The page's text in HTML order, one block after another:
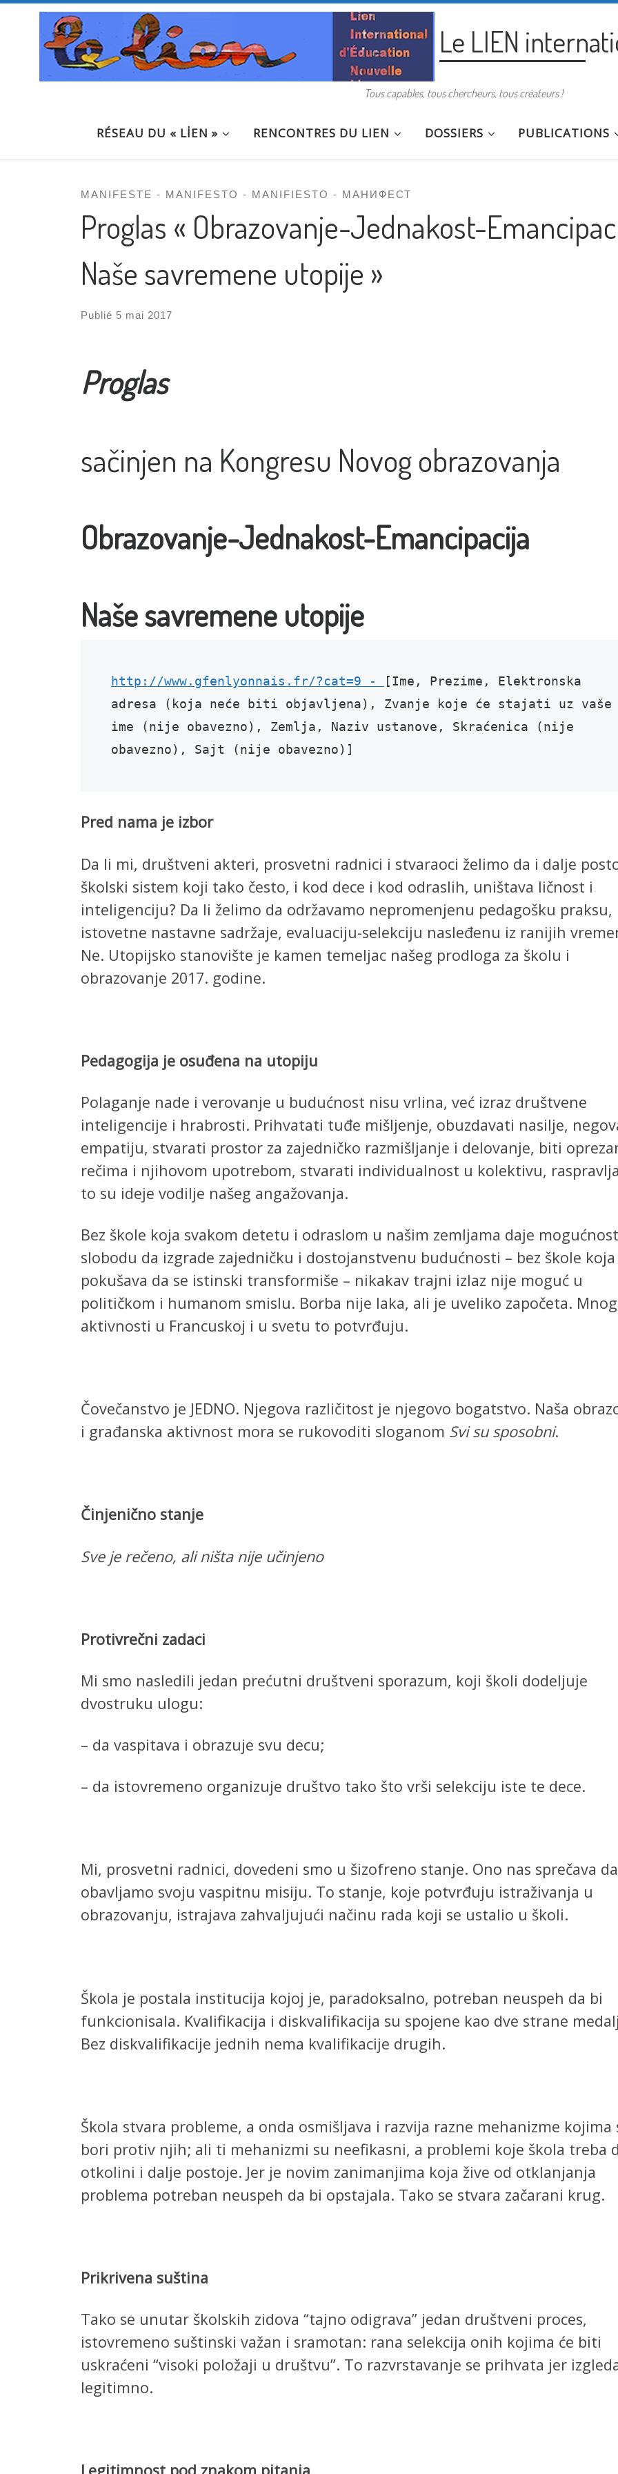
Passer au contenu
Le LIEN
Tous capables, tous chercheurs, tous créateurs !
RÉSEAU DU « LİEN » RENCONTRES DU LIEN DOSSIERS PUBLICATIONS
MANIFESTE - MANIFESTO - MANIFIESTO - МАНИФЕСТ
Proglas « Obrazovanje-Jednakost-
Naše savremene utopije »
Publié 5 mai 2017
Proglas
sačinjen na Kongresu Novog obrazovanja
Obrazovanje-Jednakost-Emancipacija
Naše savremene utopije
http://www.gfenlyonnais.fr/?cat=9 -
[Ime, Prezime, Elektronska
adresa (koja neće biti objavljena), Zvanje koje će stajati uz vaše
ime (nije obavezno), Zemlja, Naziv ustanove, Skraćenica (nije
obavezno), Sajt (nije obavezno)]
Pred nama je izbor
Da li mi, društveni akteri, prosvetni radnici i stvaraoci želimo da i dalje
školski sistem koji tako često, i kod dece i kod odraslih, uništava ličnost i
inteligenciju? Da li želimo da održavamo nepromenjenu pedagošku praksu,
istovetne nastavne sadržaje, evaluaciju-selekciju nasleđenu iz ranijih
Ne. Utopijsko stanovište je kamen temeljac našeg prodloga za školu i
obrazovanje 2017. godine.
Pedagogija je osuđena na utopiju
Polaganje nade i verovanje u budućnost nisu vrlina, već izraz društvene
inteligencije i hrabrosti. Prihvatati tuđe mišljenje, obuzdavati nasilje,
empatiju, stvarati prostor za zajedničko razmišljanje i delovanje, biti
rečima i njihovom upotrebom, stvarati individualnost u kolektivu,
to su ideje vodilje našeg angažovanja.
Bez škole koja svakom detetu i odraslom u našim zemljama daje
slobodu da izgrade zajedničku i dostojanstvenu budućnosti – bez škole koja
pokušava da se istinski transformiše – nikakav trajni izlaz nije moguć u
političkom i humanom smislu. Borba nije laka, ali je uveliko započeta.
aktivnosti u Francuskoj i u svetu to potvrđuju.
Čovečanstvo je JEDNO. Njegova različitost je njegovo bogatstvo. Naša
i građanska aktivnost mora se rukovoditi sloganom Svi su sposobni.
Činjenično stanje
Sve je rečeno, ali ništa nije učinjeno
Protivrečni zadaci
Mi smo nasledili jedan prećutni društveni sporazum, koji školi dodeljuje
dvostruku ulogu:
– da vaspitava i obrazuje svu decu;
– da istovremeno organizuje društvo tako što vrši selekciju iste te dece.
Mi, prosvetni radnici, dovedeni smo u šizofreno stanje. Ono nas sprečava da
obavljamo svoju vaspitnu misiju. To stanje, koje potvrđuju istraživanja u
obrazovanju, istrajava zahvaljujući načinu rada koji se ustalio u školi.
Škola je postala institucija kojoj je, paradoksalno, potreban neuspeh da bi
funkcionisala. Kvalifikacija i diskvalifikacija su spojene kao dve strane
Bez diskvalifikacije jednih nema kvalifikacije drugih.
Škola stvara probleme, a onda osmišljava i razvija razne mehanizme kojima
bori protiv njih; ali ti mehanizmi su neefikasni, a problemi koje škola treba
otkolini i dalje postoje. Jer je novim zanimanjima koja žive od otklanjanja
problema potreban neuspeh da bi opstajala. Tako se stvara začarani krug.
Prikrivena suština
Tako se unutar školskih zidova “tajno odigrava” jedan društveni proces,
istovremeno suštinski važan i sramotan: rana selekcija onih kojima će biti
uskraćeni “visoki položaji u društvu”. To razvrstavanje se prihvata jer
legitimno.